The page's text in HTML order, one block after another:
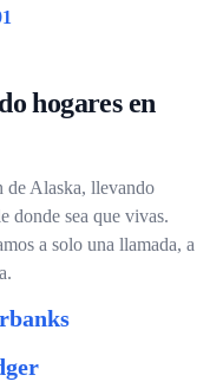
hogares en
de Alaska, llevando
donde sea que vivas.
a solo una llamada, a